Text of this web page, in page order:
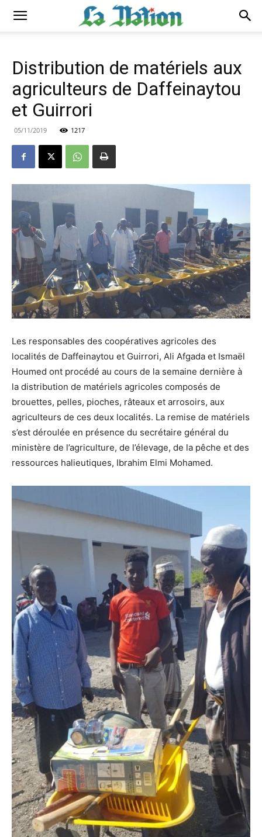
Distribution de matériels aux
agriculteurs de Daffeinaytou
et Guirrori
05/11/2019 1217
Les responsables des coopératives agricoles des
localités de Daffeinaytou et Guirrori, Ali Afgada et Ismaël
Houmed ont procédé au cours de la semaine dernière à
la distribution de matériels agricoles composés de
brouettes, pelles, pioches, râteaux et arrosoirs, aux
agriculteurs de ces deux localités. La remise de matériels
s’est déroulée en présence du secrétaire général du
ministère de l’agriculture, de l’élevage, de la pêche et des
ressources halieutiques, Ibrahim Elmi Mohamed.